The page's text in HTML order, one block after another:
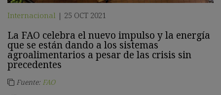
Internacional | 25 OCT 2021
La FAO celebra el nuevo impulso y la energía
que se están dando a los sistemas
agroalimentarios a pesar de las crisis sin
precedentes
Fuente: FAO